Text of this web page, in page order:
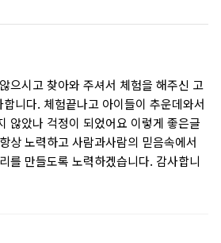
으시고 찾아와 주셔서 체험을 해주신 고
니다. 체험끝나고 아이들이 추운데와서
않았나 걱정이 되었어요 이렇게 좋은글
상 노력하고 사람과사람의 믿음속에서
를 만들도록 노력하겠습니다. 감사합니